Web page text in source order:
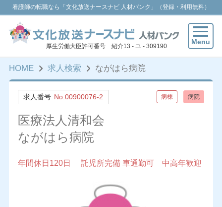
看護師の転職なら「文化放送ナースナビ 人材バンク」（登録・利用無料）
厚生労働大臣許可番号 紹介13 - ユ - 309190
Menu
HOME 求人検索 ながはら病院
求人番号 No.00900076-2 病棟 病院
医療法人清和会
ながはら病院
年間休日120日 託児所完備 車通勤可 中高年歓迎